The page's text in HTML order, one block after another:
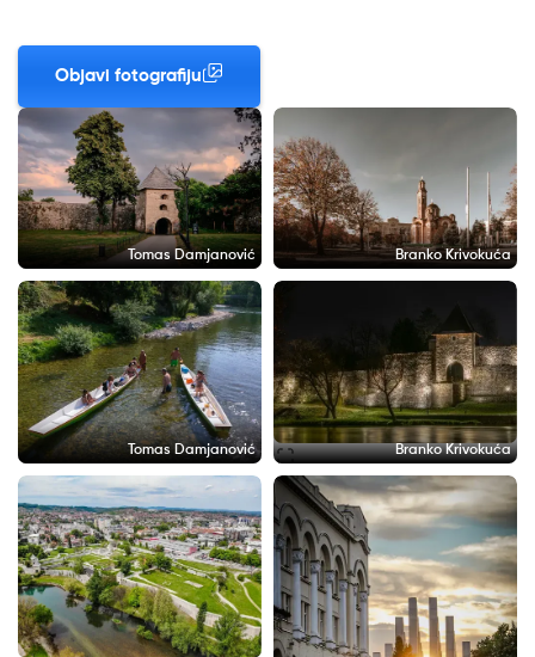
Objavi fotografiju
Tomas Damjanović Branko Krivokuća
Tomas Damjanović Branko Krivokuća